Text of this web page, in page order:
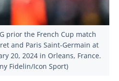
prior the French Cup match
and Paris Saint-Germain at
20, 2024 in Orleans, France.
Fidelin/Icon Sport)